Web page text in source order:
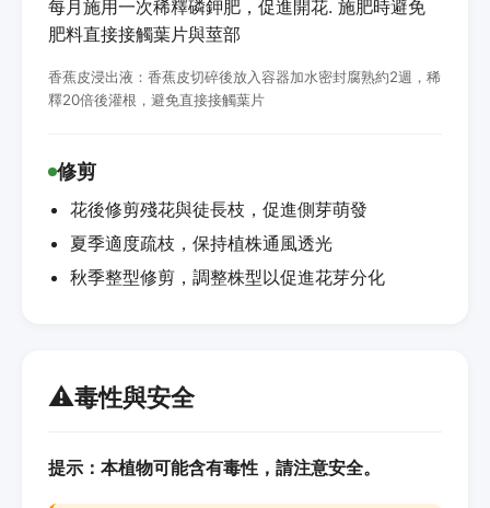
每月施用一次稀釋磷鉀肥，促進開花. 施肥時避免
肥料直接接觸葉片與莖部
香蕉皮浸出液：香蕉皮切碎後放入容器加水密封腐熟約2週，稀
釋20倍後灌根，避免直接接觸葉片
修剪
花後修剪殘花與徒長枝，促進側芽萌發
夏季適度疏枝，保持植株通風透光
秋季整型修剪，調整株型以促進花芽分化
⚠️毒性與安全
提示：本植物可能含有毒性，請注意安全。